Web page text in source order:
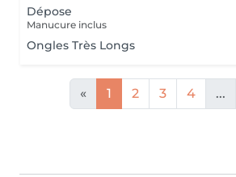
Dépose
Manucure inclus
Ongles Très Longs
« 1 2 3 4 ...